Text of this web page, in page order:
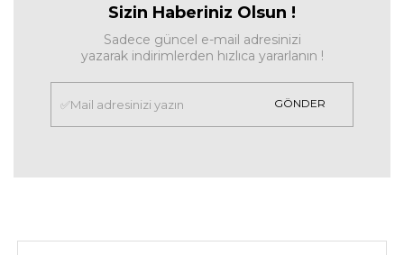
Sizin Haberiniz Olsun !
Sadece güncel e-mail adresinizi
yazarak indirimlerden hızlıca yararlanın !
GÖNDER